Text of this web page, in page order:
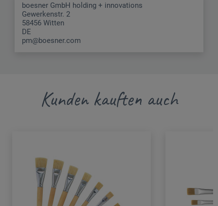
boesner GmbH holding + innovations
Gewerkenstr. 2
58456 Witten
DE
pm@boesner.com
Kunden kauften auch